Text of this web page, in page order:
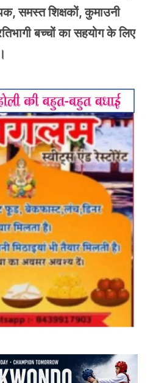
समस्त शिक्षकों, कुमाउनी
बच्चों का सहयोग के लिए